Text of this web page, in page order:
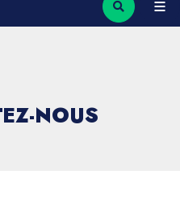
NOUS